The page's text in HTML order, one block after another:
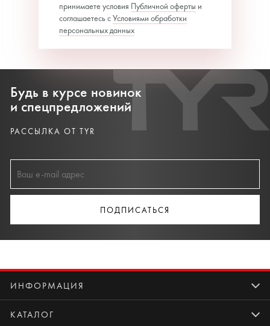
принимаете условия Публичной оферты и
соглашаетесь сУсловиями обработки
персональных данных
Будь в курсе новинок
и спецпредложений
РАССЫЛКА ОТ TYR
ПОДПИСАТЬСЯ
ИНФОРМАЦИЯ
КАТАЛОГ